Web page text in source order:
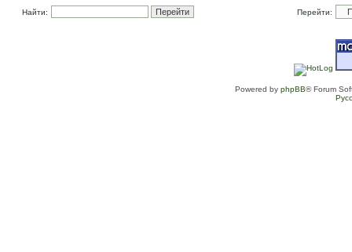
Найти: Перейти:
Powered by phpBB® Forum